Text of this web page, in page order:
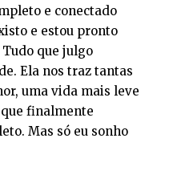
e conectado
e estou pronto
que julgo
Ela nos traz tantas
uma vida mais leve
que finalmente
Mas só eu sonho